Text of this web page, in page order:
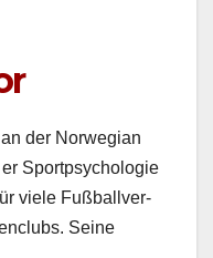
der Nor­we­gian
Sportpsy­cholo­gie
viele Fußbal­lver­
Seine